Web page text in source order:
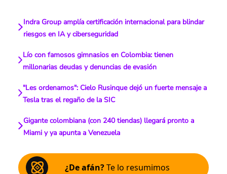
Indra Group amplía certificación internacional para blindar
riesgos en IA y ciberseguridad
Lío con famosos gimnasios en Colombia: tienen
millonarias deudas y denuncias de evasión
"Les ordenamos": Cielo Rusinque dejó un fuerte mensaje a
Tesla tras el regaño de la SIC
Gigante colombiana (con 240 tiendas) llegará pronto a
Miami y ya apunta a Venezuela
¿De afán?Te lo resumimos